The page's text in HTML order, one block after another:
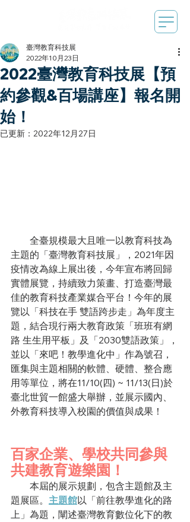
2022臺灣教育科技展【預
約參觀&百場講座】報名開
始！
臺灣教育科技展
2022年10月23日
已更新： 2022年12月27日
全臺規模最大且唯一以教育科技為
主題的「臺灣教育科技展」，2021年因
疫情改為線上展出後，今年宣布將回歸
實體展覽，持續致力策畫、打造臺灣最
佳的教育科技產業媒合平台！今年的展
覽以「科技在手 雙語跨步走」為年度主
題，結合現行兩大教育政策「班班有網
路 生生用平板」及「2030雙語政策」，
並以「來吧！教學進化中」作為號召，
匯集與主題相關的軟體、硬體、整合應
用等單位，將在11/10(四) ~ 11/13(日)於
臺北世貿一館盛大舉辦，並展示國內、
外教育科技導入校園的價值與成果！
百家企業、學校共同參與
共建教育遊樂園！
本屆的展示規劃，包含主題館及主
題展區。 主題館以「前往教學進化的路
上」為題，闡述臺灣教育數位化下的教